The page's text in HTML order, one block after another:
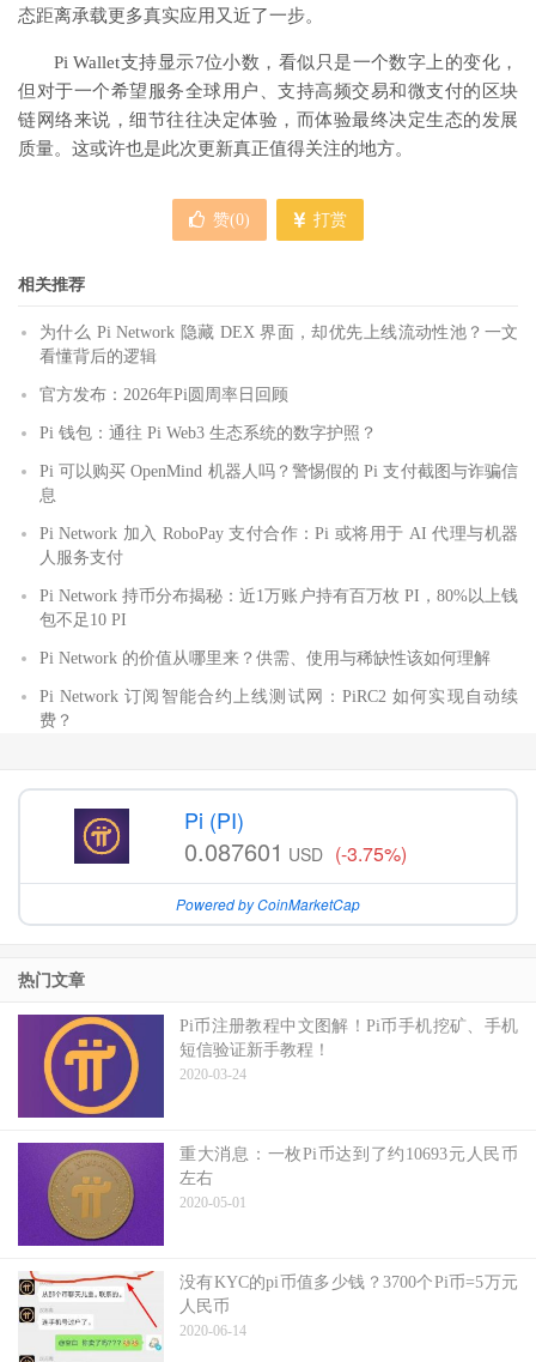
态距离承载更多真实应用又近了一步。
Pi Wallet支持显示7位小数，看似只是一个数字上的变化，
但对于一个希望服务全球用户、支持高频交易和微支付的区块
链网络来说，细节往往决定体验，而体验最终决定生态的发展
质量。这或许也是此次更新真正值得关注的地方。
赞(0) 打赏
相关推荐
为什么 Pi Network 隐藏 DEX 界面，却优先上线流动性池？一文
看懂背后的逻辑
官方发布：2026年Pi圆周率日回顾
Pi 钱包：通往 Pi Web3 生态系统的数字护照？
Pi 可以购买 OpenMind 机器人吗？警惕假的 Pi 支付截图与诈骗信
息
Pi Network 加入 RoboPay 支付合作：Pi 或将用于 AI 代理与机器
人服务支付
Pi Network 持币分布揭秘：近1万账户持有百万枚 PI，80%以上钱
包不足10 PI
Pi Network 的价值从哪里来？供需、使用与稀缺性该如何理解
Pi Network 订阅智能合约上线测试网：PiRC2 如何实现自动续
费？
Pi (PI)
0.087601 USD (-3.75%)
Powered by CoinMarketCap
热门文章
Pi币注册教程中文图解！Pi币手机挖矿、手机
短信验证新手教程！
2020-03-24
重大消息：一枚Pi币达到了约10693元人民币
左右
2020-05-01
没有KYC的pi币值多少钱？3700个Pi币=5万元
人民币
2020-06-14